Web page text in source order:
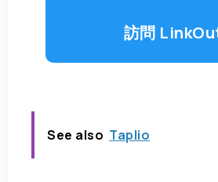
訪問
See also Taplio